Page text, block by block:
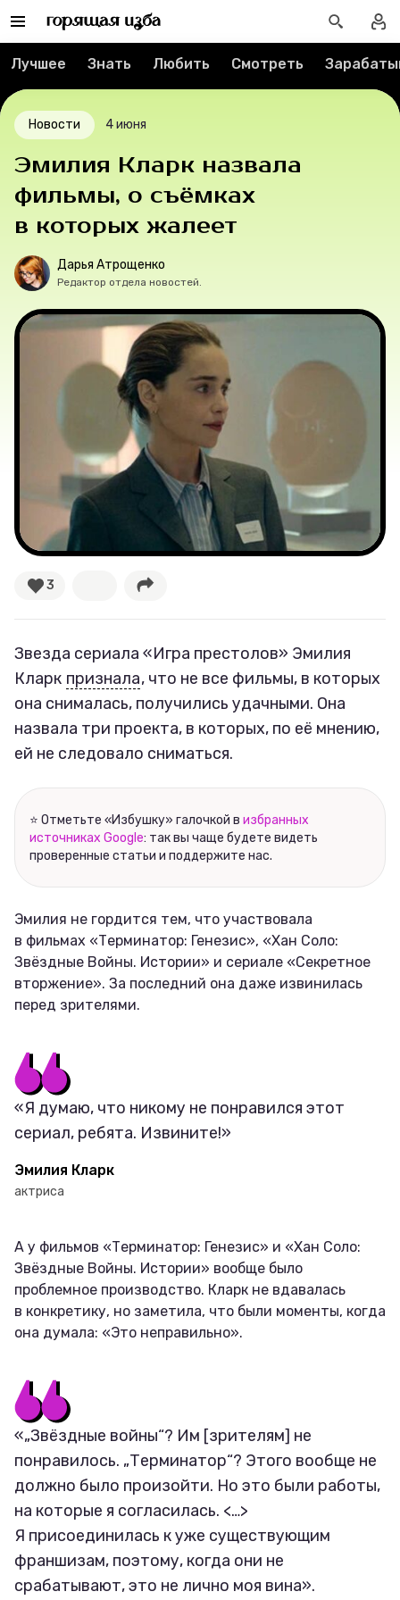
Контакты
О проекте
Мерч
О компании
Новости
Лучшее
Тесты
Секспросвет
Великие женщины
Тренды
Соцсети
Лучшее Знать Любить Смотреть
Новости 4 июня
Эмилия Кларк назвала
фильмы, о съёмках
в которых жалеет
Дарья Атрощенко
Редактор отдела новостей.
3
Звезда сериала «Игра престолов» Эмилия
Кларк признала, что не все фильмы, в которых
она снималась, получились удачными. Она
назвала три проекта, в которых, по её мнению,
ей не следовало сниматься.
⭐ Отметьте «Избушку» галочкой в избранных
источниках Google: так вы чаще будете видеть
проверенные статьи и поддержите нас.
Эмилия не гордится тем, что участвовала
в фильмах «Терминатор: Генезис», «Хан Соло:
Звёздные Войны. Истории» и сериале «Секретное
вторжение». За последний она даже извинилась
перед зрителями.
«Я думаю, что никому не понравился этот
сериал, ребята. Извините!»
Эмилия Кларк
актриса
А у фильмов «Терминатор: Генезис» и «Хан Соло:
Звёздные Войны. Истории» вообще было
проблемное производство. Кларк не вдавалась
в конкретику, но заметила, что были моменты, когда
она думала: «Это неправильно».
«„Звёздные войны“? Им [зрителям] не
понравилось. „Терминатор“? Этого вообще не
должно было произойти. Но это были работы,
на которые я согласилась. <…>
Я присоединилась к уже существующим
франшизам, поэтому, когда они не
срабатывают, это не лично моя вина».